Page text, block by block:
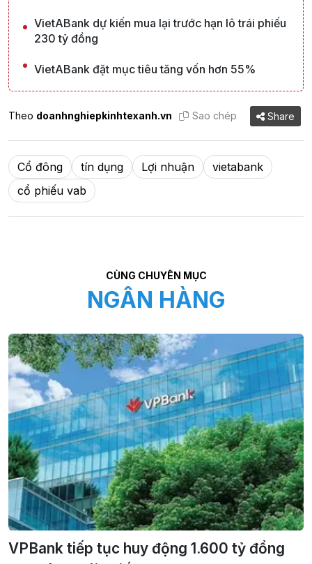
VietABank dự kiến mua lại trước hạn lô trái phiếu
230 tỷ đồng
VietABank đặt mục tiêu tăng vốn hơn 55%
Theo doanhnghiepkinhtexanh.vn Sao chép Share
Cổ đông tín dụng Lợi nhuận
vietabank
cổ phiếu vab
CÙNG CHUYÊN MỤC
NGÂN HÀNG
VPBank tiếp tục huy động 1.600 tỷ đồng